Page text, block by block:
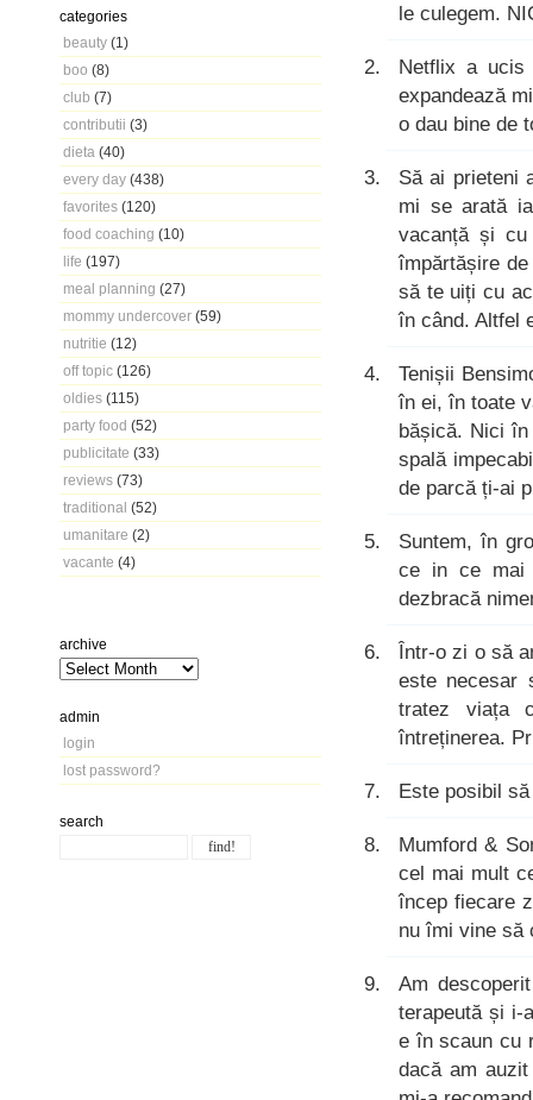
categories
beauty (1)
boo (8)
club (7)
contributii (3)
dieta (40)
every day (438)
favorites (120)
food coaching (10)
life (197)
meal planning (27)
mommy undercover (59)
nutritie (12)
off topic (126)
oldies (115)
party food (52)
publicitate (33)
reviews (73)
traditional (52)
umanitare (2)
vacante (4)
archive
admin
login
lost password?
search
le culegem.
Netflix a ucis
expandează
o dau bine de
Să ai prieteni
mi se arată
vacanță și
împărtășire
să te uiți cu
în când. Altfel
Tenișii
în ei, în toate
bășică. Nici
spală
de parcă ți-ai
Suntem, în
ce in ce mai
dezbracă
Într-o zi o să
este necesar
tratez viața
întreținerea.
Este posibil
Mumford &
cel mai mult
încep fiecare
nu îmi vine să
Am
terapeută și i-
e în scaun cu
dacă am